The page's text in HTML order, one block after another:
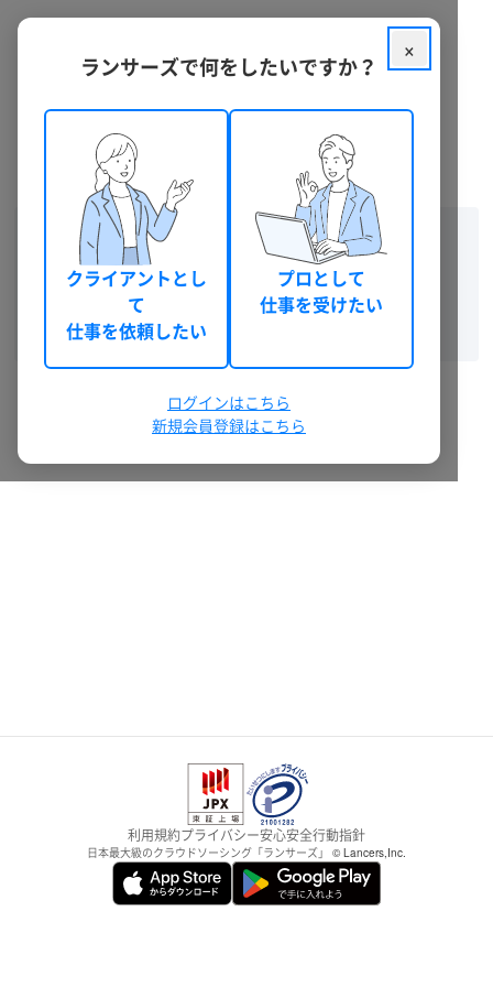
このページはご利用いただけません
ランサーズユーザーのみが閲覧可能です
プロフィールを閲覧するにはログイン操作を行ってください。
ログインする
ランサーズIDを取得する
利用規約プライバシー安心安全行動指針
日本最大級のクラウドソーシング「ランサーズ」 © Lancers,Inc.
×
ランサーズで何をしたいですか？
クライアントとし
て
仕事を依頼したい
プロとして
仕事を受けたい
ログインはこちら
新規会員登録はこちら